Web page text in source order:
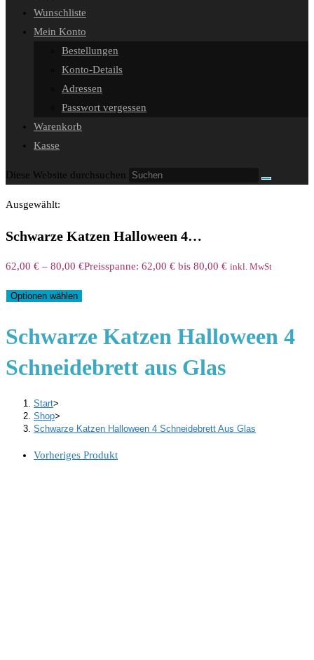
Wunschliste
Mein Konto
Bestellungen
Konto-Details
Adressen
Passwort vergessen
Warenkorb
Kasse
Diese Website durchsuchen
Ausgewählt:
Schwarze Katzen Halloween 4…
62,00 € – 80,00 €Preisspanne: 62,00 € bis 80,00 € inkl. MwSt
Optionen wählen
Schwarze Katzen Halloween 4
Schneidebrett aus Glas
Start>
Shop>
Schwarze Katzen Halloween 4 Schneidebrett Aus Glas
Vorheriges Produkt